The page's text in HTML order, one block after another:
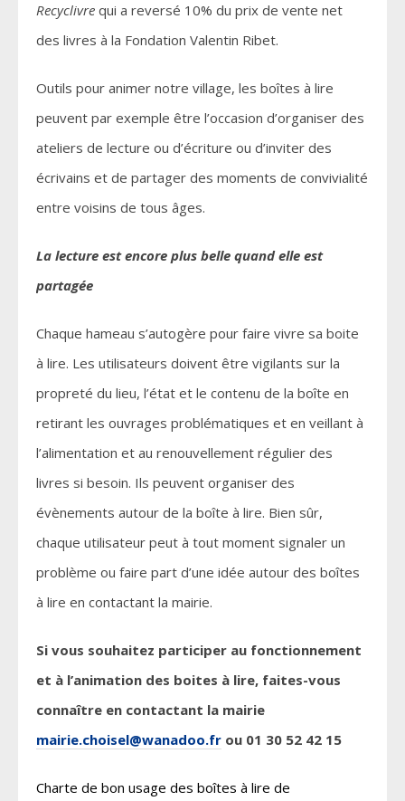
Recyclivre qui a reversé 10% du prix de vente net
des livres à la Fondation Valentin Ribet.
Outils pour animer notre village, les boîtes à lire
peuvent par exemple être l’occasion d’organiser des
ateliers de lecture ou d’écriture ou d’inviter des
écrivains et de partager des moments de convivialité
entre voisins de tous âges.
La lecture est encore plus belle quand elle est
partagée
Chaque hameau s’autogère pour faire vivre sa boite
à lire. Les utilisateurs doivent être vigilants sur la
propreté du lieu, l’état et le contenu de la boîte en
retirant les ouvrages problématiques et en veillant à
l’alimentation et au renouvellement régulier des
livres si besoin. Ils peuvent organiser des
évènements autour de la boîte à lire. Bien sûr,
chaque utilisateur peut à tout moment signaler un
problème ou faire part d’une idée autour des boîtes
à lire en contactant la mairie.
Si vous souhaitez participer au fonctionnement
et à l’animation des boites à lire, faites-vous
connaître en contactant la mairie
mairie.choisel@wanadoo.fr ou 01 30 52 42 15
Charte de bon usage des boîtes à lire de